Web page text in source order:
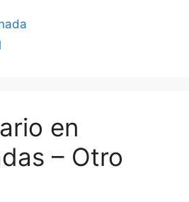
en
– Otro